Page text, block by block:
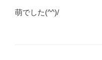
萌でした(^^)/